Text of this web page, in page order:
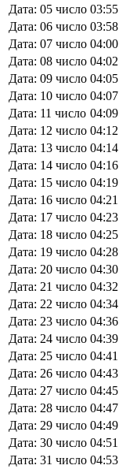
Дата: 05 число 03:55
Дата: 06 число 03:58
Дата: 07 число 04:00
Дата: 08 число 04:02
Дата: 09 число 04:05
Дата: 10 число 04:07
Дата: 11 число 04:09
Дата: 12 число 04:12
Дата: 13 число 04:14
Дата: 14 число 04:16
Дата: 15 число 04:19
Дата: 16 число 04:21
Дата: 17 число 04:23
Дата: 18 число 04:25
Дата: 19 число 04:28
Дата: 20 число 04:30
Дата: 21 число 04:32
Дата: 22 число 04:34
Дата: 23 число 04:36
Дата: 24 число 04:39
Дата: 25 число 04:41
Дата: 26 число 04:43
Дата: 27 число 04:45
Дата: 28 число 04:47
Дата: 29 число 04:49
Дата: 30 число 04:51
Дата: 31 число 04:53